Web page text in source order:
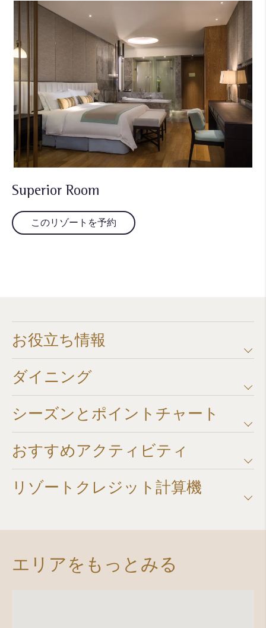
Superior Room
このリゾートを予約
お役立ち情報
ダイニング
シーズンとポイントチャート​
おすすめアクティビティ
リゾートクレジット計算機​
エリアをもっとみる